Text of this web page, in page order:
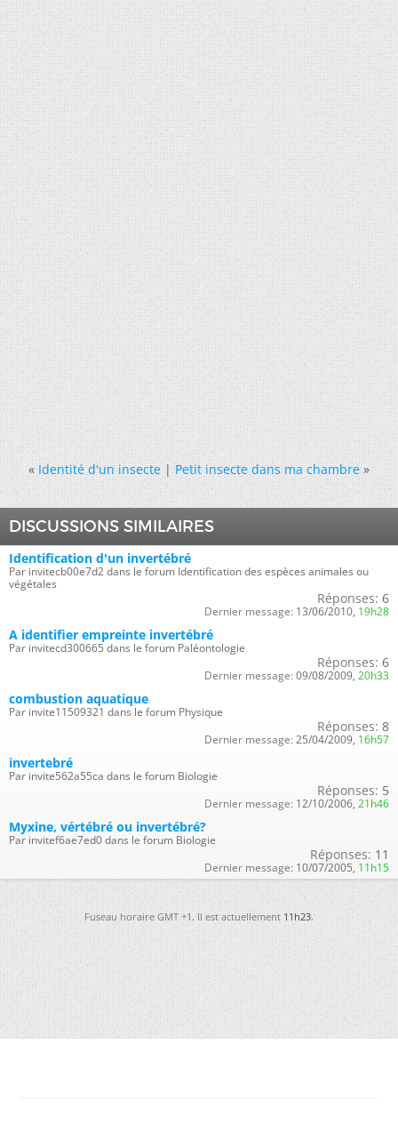
« Identité d'un insecte|Petit insecte dans ma chambre »
DISCUSSIONS SIMILAIRES
Identification d'un invertébré
Par invitecb00e7d2 dans le forum Identification des espèces animales ou
végétales
Réponses: 6
Dernier message: 13/06/2010, 19h28
A identifier empreinte invertébré
Par invitecd300665 dans le forum Paléontologie
Réponses: 6
Dernier message: 09/08/2009, 20h33
combustion aquatique
Par invite11509321 dans le forum Physique
Réponses: 8
Dernier message: 25/04/2009, 16h57
invertebré
Par invite562a55ca dans le forum Biologie
Réponses: 5
Dernier message: 12/10/2006, 21h46
Myxine, vértébré ou invertébré?
Par invitef6ae7ed0 dans le forum Biologie
Réponses: 11
Dernier message: 10/07/2005, 11h15
Fuseau horaire GMT +1. Il est actuellement 11h23.